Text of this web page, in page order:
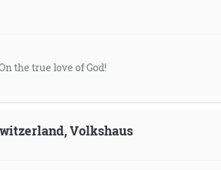
the true love of God!
Volkshaus